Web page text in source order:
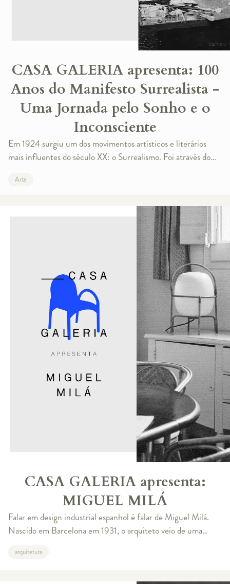
CASA GALERIA apresenta: 100
Anos do Manifesto Surrealista -
Uma Jornada pelo Sonho e o
Inconsciente
Em 1924 surgiu um dos movimentos artísticos e literários
mais influentes do século XX: o Surrealismo. Foi através do
articulou suas ideias, sentimen
Arte
CASA GALERIA apresenta:
MIGUEL MILÁ
Falar em design industrial espanhol é falar de Miguel Milá.
Nascido em Barcelona em 1931, o arquiteto veio de uma
Casa Milá (ou La P
arquitetura